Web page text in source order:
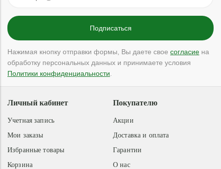
Нажимая кнопку отправки формы, Вы даете свое согласие на
обработку персональных данных и принимаете условия
Политики конфиденциальности
Покупателю
Акции
Доставка и оплата
Гарантии
О нас
Личный кабинет
Учетная запись
Мои заказы
Избранные товары
Корзина